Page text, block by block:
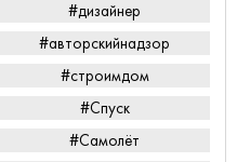
#дизайнер
#авторскийнадзор
#строимдом
#Спуск
#Самолёт